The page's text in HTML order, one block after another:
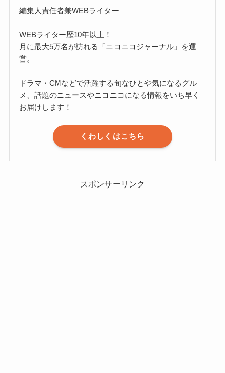
編集人責任者兼WEBライター
WEBライター歴10年以上！
月に最大5万名が訪れる「ニコニコジャーナル」を運
営。
ドラマ・CMなどで活躍する旬なひとや気になるグル
メ、話題のニュースやニコニコになる情報をいち早く
お届けします！
くわしくはこちら
スポンサーリンク